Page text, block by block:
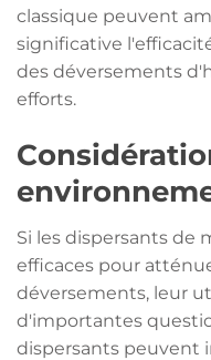
classique peuvent
significative
des déversements
efforts.
Si les dispersants de
efficaces pour
déversements, leur
d'importantes
dispersants peuvent